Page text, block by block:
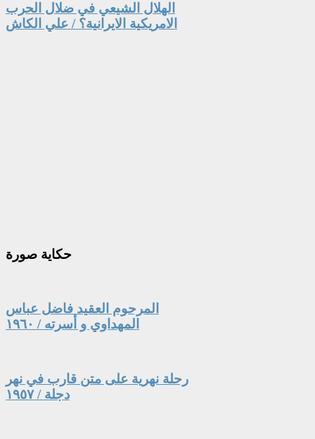
الهلال الشيعي في ضلال الحرب
الامريكية الايرانية؟ / علي الكاش
حكاية صورة
المرحوم العقيد فاضل عباس
المهداوي و أسرته / ١٩٦٠
رحلة نهرية على متن قارب في نهر
دجلة / ١٩٥٧